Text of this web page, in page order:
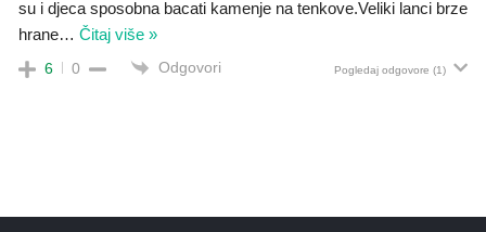
su i djeca sposobna bacati kamenje na tenkove.Veliki lanci brze
hrane… Čitaj više »
6 0 Odgovori Pogledaj odgovore (1)